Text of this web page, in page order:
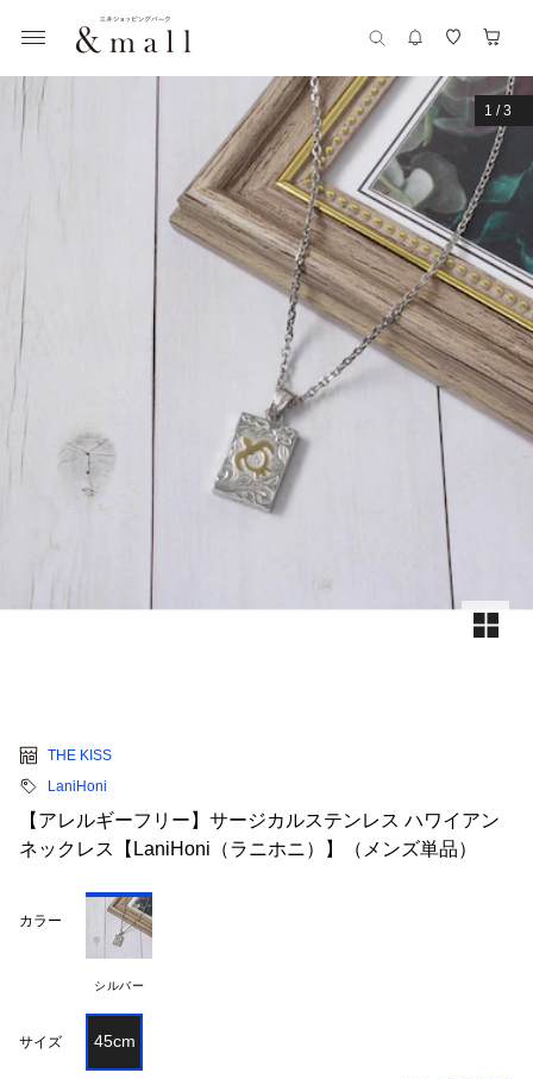
1 /3
THE KISS
LaniHoni
【アレルギーフリー】サージカルステンレス ハワイアン
ネックレス【LaniHoni（ラニホニ）】（メンズ単品）
カラー
シルバー
サイズ 45cm